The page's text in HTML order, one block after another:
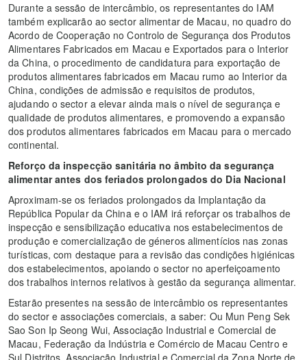
Durante a sessão de intercâmbio, os representantes do IAM
também explicarão ao sector alimentar de Macau, no quadro do
Acordo de Cooperação no Controlo de Segurança dos Produtos
Alimentares Fabricados em Macau e Exportados para o Interior
da China, o procedimento de candidatura para exportação de
produtos alimentares fabricados em Macau rumo ao Interior da
China, condições de admissão e requisitos de produtos,
ajudando o sector a elevar ainda mais o nível de segurança e
qualidade de produtos alimentares, e promovendo a expansão
dos produtos alimentares fabricados em Macau para o mercado
continental.
Reforço da inspecção sanitária no âmbito da segurança
alimentar antes dos feriados prolongados do Dia Nacional
Aproximam-se os feriados prolongados da Implantação da
República Popular da China e o IAM irá reforçar os trabalhos de
inspecção e sensibilização educativa nos estabelecimentos de
produção e comercialização de géneros alimentícios nas zonas
turísticas, com destaque para a revisão das condições higiénicas
dos estabelecimentos, apoiando o sector no aperfeiçoamento
dos trabalhos internos relativos à gestão da segurança alimentar.
Estarão presentes na sessão de intercâmbio os representantes
do sector e associações comerciais, a saber: Ou Mun Peng Sek
Sao Son Ip Seong Wui, Associação Industrial e Comercial de
Macau, Federação da Indústria e Comércio de Macau Centro e